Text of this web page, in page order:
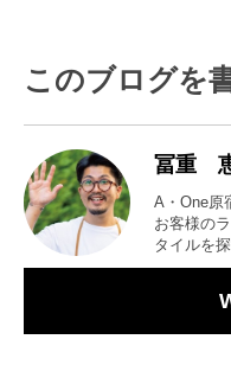
このブログを
冨重
A・One
お客様の
タイルを